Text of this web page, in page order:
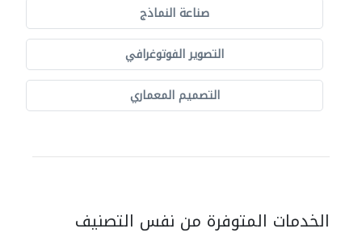
صناعة النماذج
التصوير الفوتوغرافي
التصميم المعماري
الخدمات المتوفرة من نفس التصنيف